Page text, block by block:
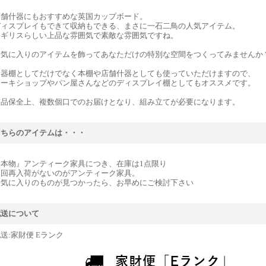
什器にもおすすめな英国カップボード。
スプレイもできて収納もできる、まさに一石二鳥の人気アイテム。
リスらしい上品な雰囲気で素敵な雰囲気ですね。
に入りのアイテムを飾ってあなただけの特別な空間をつくってみませんか
棚としてだけでなく本棚や店舗什器としても使っていただけますので、
キショップやパン屋さんなどのディスプレイ棚としてもオススメです。
保全上、複数個口でのお届けとなり、組み立てが必要になります。
らのアイテムは・・・
物』アンティーク家具につき、在庫は1点限り
再入荷がないのがアンティーク家具。
に入りのものが見つかったら、お早めにご検討下さい
について
:家財便 Eランク